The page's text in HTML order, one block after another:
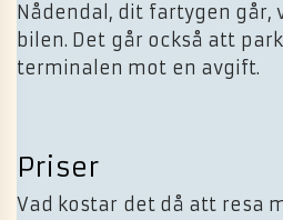
Nådendal, dit fartygen går,
bilen. Det går också att
terminalen mot en avgift.
Priser
Vad kostar det då att resa